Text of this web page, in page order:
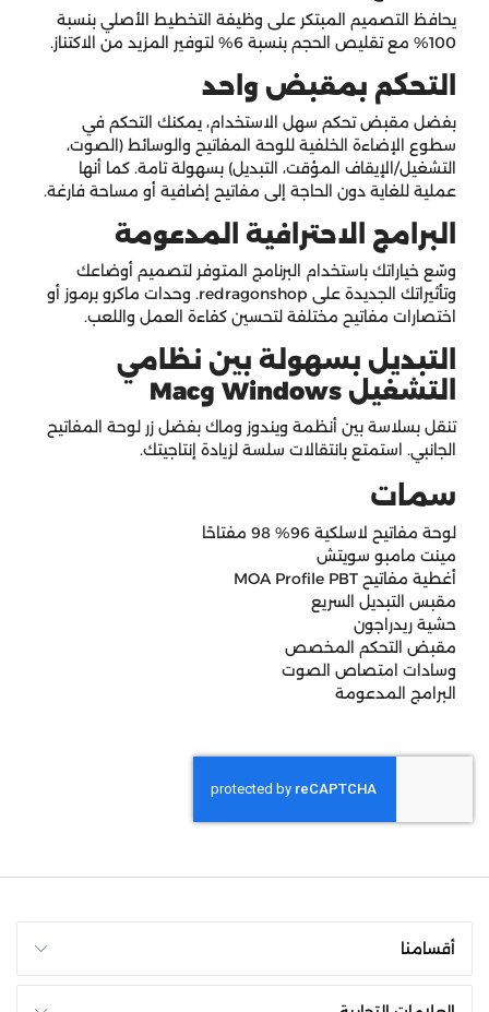
يحافظ التصميم المبتكر على وظيفة التخطيط الأصلي بنسبة
100% مع تقليص الحجم بنسبة 6% لتوفير المزيد من الاكتناز.
التحكم بمقبض واحد
بفضل مقبض تحكم سهل الاستخدام، يمكنك التحكم في
سطوع الإضاءة الخلفية للوحة المفاتيح والوسائط (الصوت،
التشغيل/الإيقاف المؤقت، التبديل) بسهولة تامة. كما أنها
عملية للغاية دون الحاجة إلى مفاتيح إضافية أو مساحة فارغة.
البرامج الاحترافية المدعومة
وسّع خياراتك باستخدام البرنامج المتوفر لتصميم أوضاعك
وتأثيراتك الجديدة على redragonshop. وحدات ماكرو برموز أو
اختصارات مفاتيح مختلفة لتحسين كفاءة العمل واللعب.
التبديل بسهولة بين نظامي
التشغيل Windows وMac
تنقل بسلاسة بين أنظمة ويندوز وماك بفضل زر لوحة المفاتيح
الجانبي. استمتع بانتقالات سلسة لزيادة إنتاجيتك.
سمات
لوحة مفاتيح لاسلكية 96% 98 مفتاحًا
مينت مامبو سويتش
أغطية مفاتيح MOA Profile PBT
مقبس التبديل السريع
حشية ريدراجون
مقبض التحكم المخصص
وسادات امتصاص الصوت
البرامج المدعومة
أقسامنا